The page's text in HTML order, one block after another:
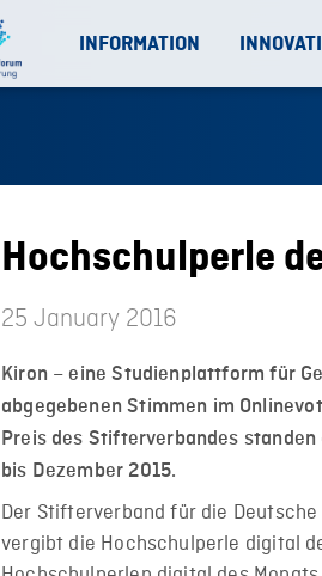
INFORMATION
Hochschulperle
25 January 2016
Kiron – eine Studienplattform für
abgegebenen Stimmen im
Preis des Stifterverbandes
bis Dezember 2015.
Der Stifterverband für die
vergibt die Hochschulperle digital